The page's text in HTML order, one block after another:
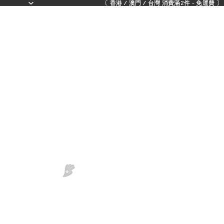
〔 香港 / 澳門 / 台灣 消費滿2件 - 免運費
〔 香港 / 澳門 / 台灣 消費滿2件 - 免運費